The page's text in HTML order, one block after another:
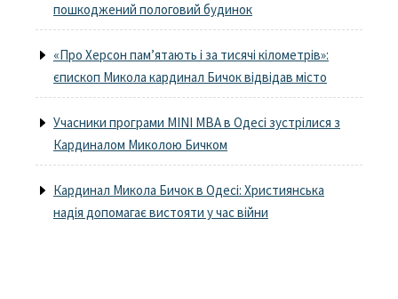
пошкоджений пологовий будинок
«Про Херсон пам’ятають і за тисячі кілометрів»:
єпископ Микола кардинал Бичок відвідав місто
Учасники програми MINI MBA в Одесі зустрілися з
Кардиналом Миколою Бичком
Кардинал Микола Бичок в Одесі: Християнська
надія допомагає вистояти у час війни